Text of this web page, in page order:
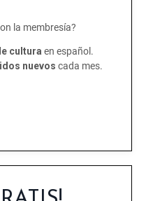
la membresía?
cultura en español.
nuevos cada mes.